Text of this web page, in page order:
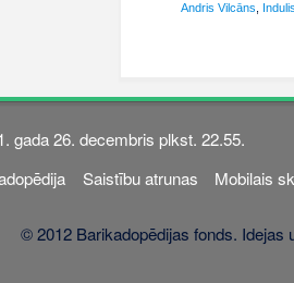
Andris Vilcāns
gada 26. decembris plkst. 22.55.
Saistību atrunas Mobilais
© 2012 Barikadopēdijas fonds. Idejas